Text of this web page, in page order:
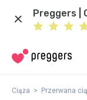
Preggers |
Ciąża Przerwana